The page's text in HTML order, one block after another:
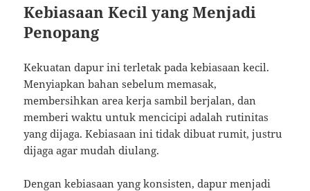
Kebiasaan Kecil yang Menjadi
Penopang
Kekuatan dapur ini terletak pada kebiasaan kecil.
Menyiapkan bahan sebelum memasak,
membersihkan area kerja sambil berjalan, dan
memberi waktu untuk mencicipi adalah rutinitas
yang dijaga. Kebiasaan ini tidak dibuat rumit, justru
dijaga agar mudah diulang.
Dengan kebiasaan yang konsisten, dapur menjadi